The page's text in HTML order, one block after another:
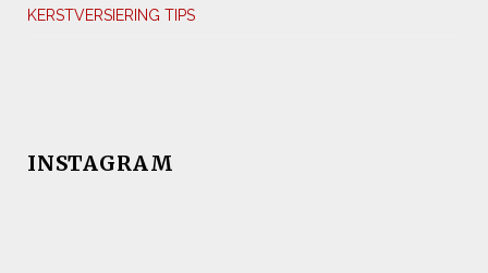
KERSTVERSIERING TIPS
INSTAGRAM